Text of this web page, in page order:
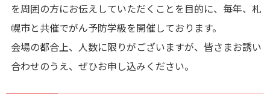
を周囲の方にお伝えしていただくことを目的に、毎年、札
幌市と共催でがん予防学級を開催しております。
会場の都合上、人数に限りがございますが、皆さまお誘い
合わせのうえ、ぜひお申し込みください。